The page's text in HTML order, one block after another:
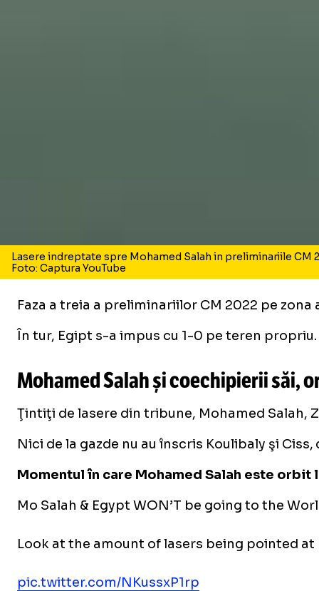
Lasere indreptate spre Mohamed Salah in preliminariile CM
Foto: Captura YouTube
Faza a treia a preliminariilor CM 2022 pe
În tur, Egipt s-a impus cu 1-0 pe teren
Mohamed Salah și coechipierii săi,
Ţintiţi de lasere din tribune, Mohamed Salah,
Nici de la gazde nu au înscris Koulibaly şi
Momentul în care Mohamed Salah este orbit
Mo Salah & Egypt WON’T be going to the
Look at the amount of lasers being pointed
pic.twitter.com/NKussxP1rp